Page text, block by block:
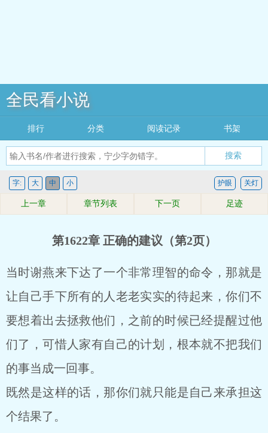
全民看小说
搜索
排行 分类 阅读记录 书架
字: 大 中 小 关灯
护眼
上一章 章节列表 下一页 足迹
第1622章 正确的建议（第2页）
当时谢燕来下达了一个非常理智的命令，那就是
让自己手下所有的人老老实实的待起来，你们不
要想着出去拯救他们，之前的时候已经提醒过他
们了，可惜人家有自己的计划，根本就不把我们
的事当成一回事。
既然是这样的话，那你们就只能是自己来承担这
个结果了。